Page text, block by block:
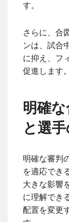
す。
さらに、合
ンは、試合
に抑え、フ
促進します。
明確
と選
明確な審判
を適応でき
大きな影響
に理解でき
配置を変更